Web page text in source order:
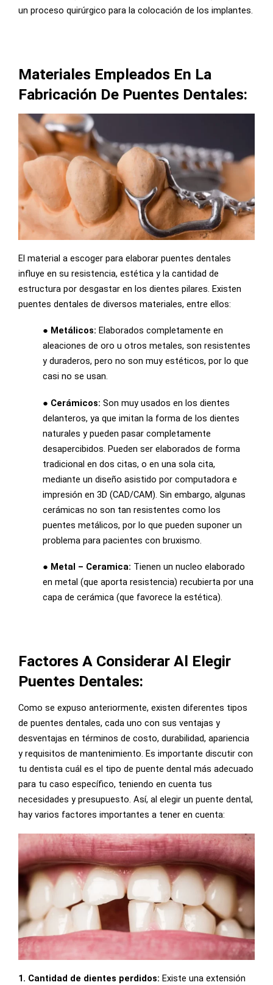
un proceso quirúrgico para la colocación de los implantes.
Materiales Empleados En La
Fabricación De Puentes Dentales:
El material a escoger para elaborar puentes dentales
influye en su resistencia, estética y la cantidad de
estructura por desgastar en los dientes pilares. Existen
puentes dentales de diversos materiales, entre ellos:
● Metálicos: Elaborados completamente en
aleaciones de oro u otros metales, son resistentes
y duraderos, pero no son muy estéticos, por lo que
casi no se usan.
● Cerámicos: Son muy usados en los dientes
delanteros, ya que imitan la forma de los dientes
naturales y pueden pasar completamente
desapercibidos. Pueden ser elaborados de forma
tradicional en dos citas, o en una sola cita,
mediante un diseño asistido por computadora e
impresión en 3D (CAD/CAM). Sin embargo, algunas
cerámicas no son tan resistentes como los
puentes metálicos, por lo que pueden suponer un
problema para pacientes con bruxismo.
● Metal – Ceramica: Tienen un nucleo elaborado
en metal (que aporta resistencia) recubierta por una
capa de cerámica (que favorece la estética).
Factores A Considerar Al Elegir
Puentes Dentales:
Como se expuso anteriormente, existen diferentes tipos
de puentes dentales, cada uno con sus ventajas y
desventajas en términos de costo, durabilidad, apariencia
y requisitos de mantenimiento. Es importante discutir con
tu dentista cuál es el tipo de puente dental más adecuado
para tu caso específico, teniendo en cuenta tus
necesidades y presupuesto. Así, al elegir un puente dental,
hay varios factores importantes a tener en cuenta:
1. Cantidad de dientes perdidos: Existe una extensión